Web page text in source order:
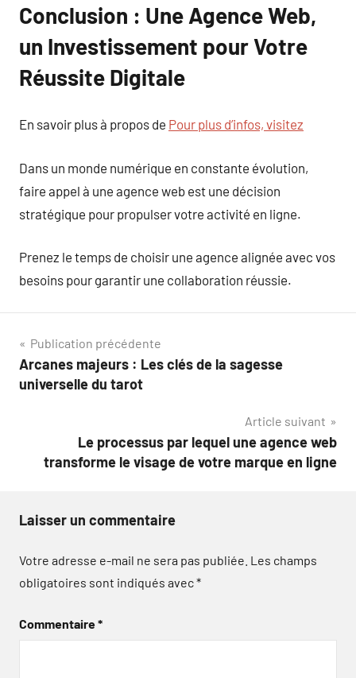
Conclusion : Une Agence Web,
un Investissement pour Votre
Réussite Digitale
En savoir plus à propos de Pour plus d’infos, visitez
Dans un monde numérique en constante évolution,
faire appel à une agence web est une décision
stratégique pour propulser votre activité en ligne.
Prenez le temps de choisir une agence alignée avec vos
besoins pour garantir une collaboration réussie.
Navigation
de
Publication précédente
Arcanes majeurs : Les clés de la sagesse
universelle du tarot
Article suivant
Le processus par lequel une agence web
transforme le visage de votre marque en ligne
Laisser un commentaire
Votre adresse e-mail ne sera pas publiée. Les champs
obligatoires sont indiqués avec*
Commentaire*